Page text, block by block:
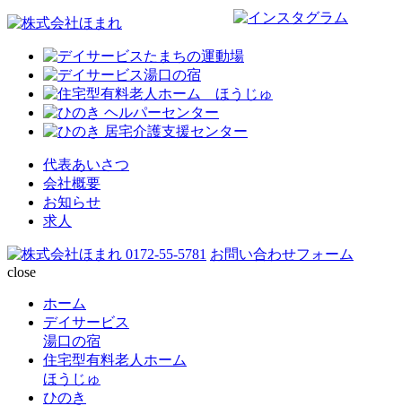
代表あいさつ
会社概要
お知らせ
求人
0172-55-5781 お問い合わせフォーム
close
ホーム
デイサービス
湯口の宿
住宅型有料老人ホーム
ほうじゅ
ひのき